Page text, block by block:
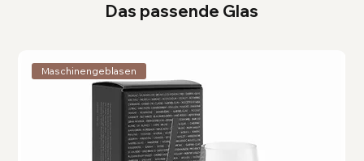
Das passende Glas
Maschinengeblasen